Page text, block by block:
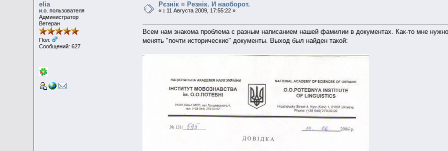
elia
и.о. пользователя
Администратор
Ветеран
Пол:
Сообщений: 627
Рєзнік = Резнік. И наоборот.
« : 11 Августа 2009, 17:55:22 »
Всем нам знакома проблема с разным написанием нашей фамилии в документах. Как-то мне
менять "почти исторические" документы. Выход был найден такой: